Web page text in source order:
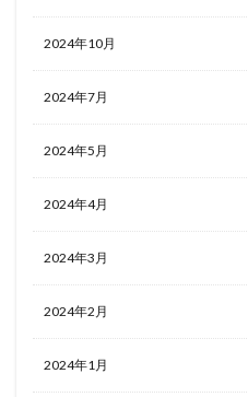
2024年10月
2024年7月
2024年5月
2024年4月
2024年3月
2024年2月
2024年1月